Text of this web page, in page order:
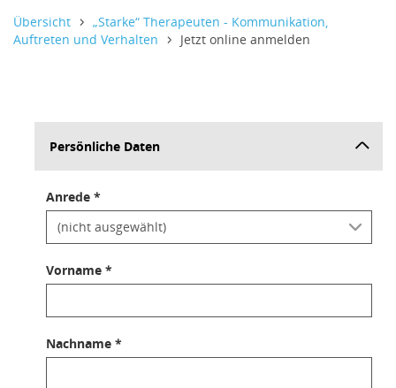
Übersicht
„Starke“ Therapeuten - Kommunikation,
Auftreten und Verhalten
Jetzt online anmelden
Persönliche Daten
Anrede *
Vorname *
Nachname *